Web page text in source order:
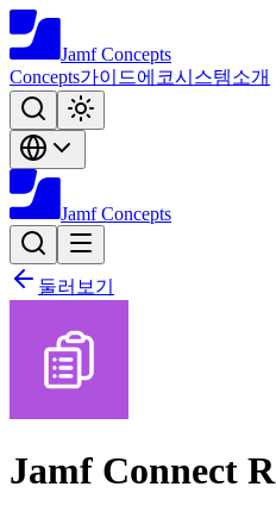
Jamf Concepts
Concepts가이드에코시스템소개
Jamf Concepts
둘러보기
Jamf Connect